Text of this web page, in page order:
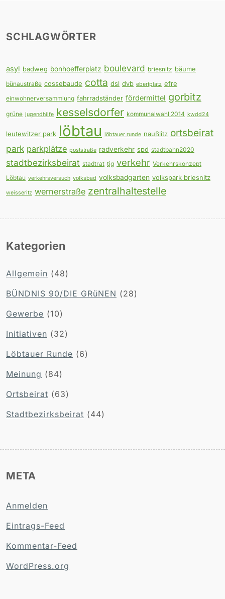
SCHLAGWÖRTER
asyl badweg bonhoefferplatz boulevard briesnitz bäume
bünaustraße cossebaude cotta dsl dvb ebertplatz efre
einwohnerversammlung fahrradständer fördermittel gorbitz
grüne jugendhilfe kesselsdorfer kommunalwahl 2014 kwdd24
leutewitzer park löbtau löbtauer runde naußlitz ortsbeirat
park parkplätze poststraße radverkehr spd stadtbahn2020
stadtbezirksbeirat stadtrat tjg verkehr Verkehrskonzept
Löbtau verkehrsversuch volksbad volksbadgarten volkspark briesnitz
weisseritz wernerstraße zentralhaltestelle
Kategorien
Allgemein (48)
BÜNDNIS 90/DIE GRüNEN (28)
Gewerbe (10)
Initiativen (32)
Löbtauer Runde (6)
Meinung (84)
Ortsbeirat (63)
Stadtbezirksbeirat (44)
META
Anmelden
Eintrags-Feed
Kommentar-Feed
WordPress.org